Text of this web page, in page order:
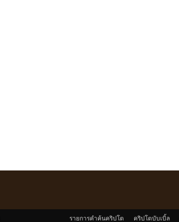
รายการคำค้นคริปโต คริปโตบับเบิ้ล